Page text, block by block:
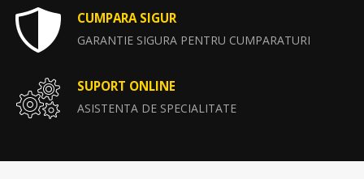
CUMPARA SIGUR
GARANTIE SIGURA PENTRU CUMPARATURI
SUPORT ONLINE
ASISTENTA DE SPECIALITATE